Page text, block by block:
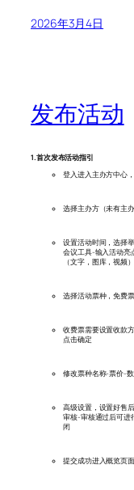
2026年3月4日
发布活动
1.首次发布活动指引
登入进入主办方中心
选择主办方（未有主
设置活动时间，选择
会议工具-输入活动亮
（文字，图库，视频）
选择活动票种，免费
收费票需要设置收款
点击确定
修改票种名称-票价-
高级设置，设置好售
审核-审核通过后可进
闭
提交成功进入概览页